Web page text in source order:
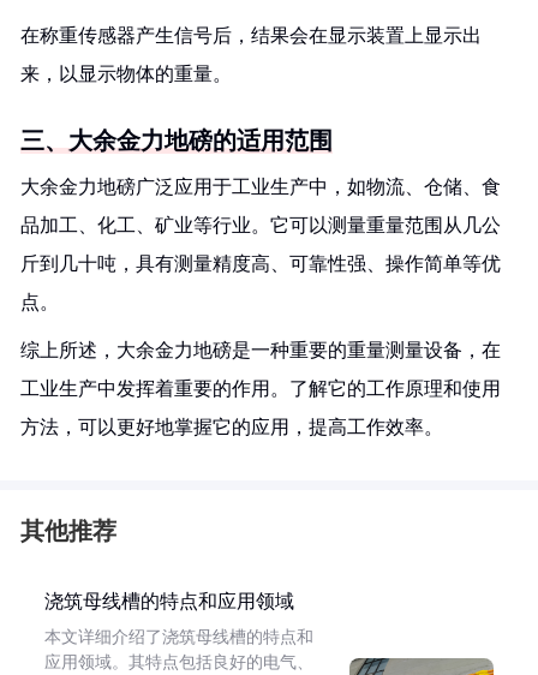
在称重传感器产生信号后，结果会在显示装置上显示出
来，以显示物体的重量。
三、大余金力地磅的适用范围
大余金力地磅广泛应用于工业生产中，如物流、仓储、食
品加工、化工、矿业等行业。它可以测量重量范围从几公
斤到几十吨，具有测量精度高、可靠性强、操作简单等优
点。
综上所述，大余金力地磅是一种重要的重量测量设备，在
工业生产中发挥着重要的作用。了解它的工作原理和使用
方法，可以更好地掌握它的应用，提高工作效率。
其他推荐
浇筑母线槽的特点和应用领域
本文详细介绍了浇筑母线槽的特点和
应用领域。其特点包括良好的电气、